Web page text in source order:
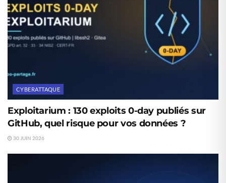
CYBERATTAQUE
Exploitarium : 130 exploits 0-day publiés sur
GitHub, quel risque pour vos données ?
30 JUIN 2026